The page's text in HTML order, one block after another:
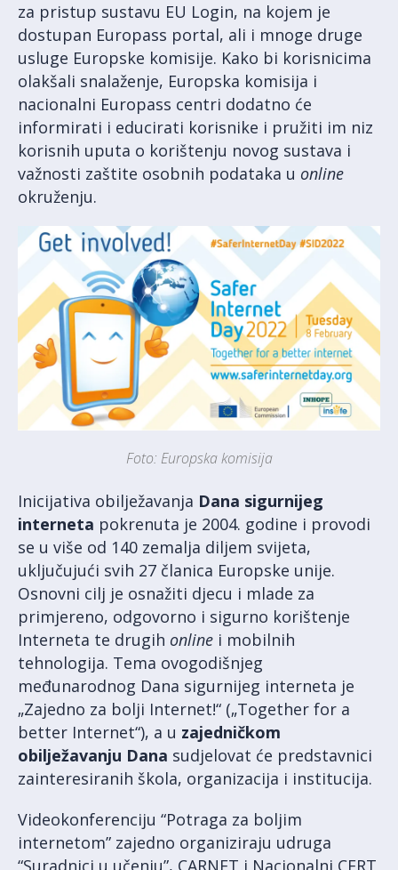
za pristup sustavu EU Login, na kojem je
dostupan Europass portal, ali i mnoge druge
usluge Europske komisije. Kako bi korisnicima
olakšali snalaženje, Europska komisija i
nacionalni Europass centri dodatno će
informirati i educirati korisnike i pružiti im niz
korisnih uputa o korištenju novog sustava i
važnosti zaštite osobnih podataka u online
okruženju.
Foto: Europska komisija
Inicijativa obilježavanja Dana sigurnijeg
interneta pokrenuta je 2004. godine i provodi
se u više od 140 zemalja diljem svijeta,
uključujući svih 27 članica Europske unije.
Osnovni cilj je osnažiti djecu i mlade za
primjereno, odgovorno i sigurno korištenje
Interneta te drugih online i mobilnih
tehnologija. Tema ovogodišnjeg
međunarodnog Dana sigurnijeg interneta je
„Zajedno za bolji Internet!“ („Together for a
better Internet“), a u zajedničkom
obilježavanju Dana sudjelovat će predstavnici
zainteresiranih škola, organizacija i institucija.
Videokonferenciju “Potraga za boljim
internetom” zajedno organiziraju udruga
“Suradnici u učenju”, CARNET i Nacionalni CERT